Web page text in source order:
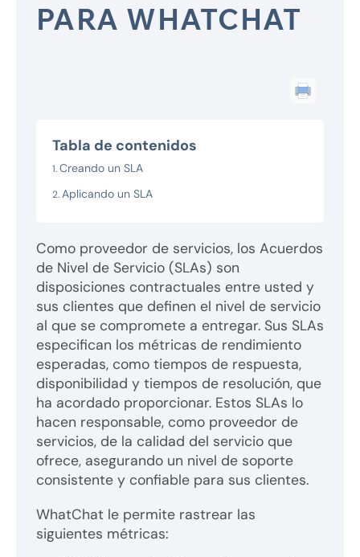
PARA WHATCHAT
Tabla de contenidos
Creando un SLA
Aplicando un SLA
Como proveedor de servicios, los Acuerdos
de Nivel de Servicio (SLAs) son
disposiciones contractuales entre usted y
sus clientes que definen el nivel de servicio
al que se compromete a entregar. Sus SLAs
especifican los métricas de rendimiento
esperadas, como tiempos de respuesta,
disponibilidad y tiempos de resolución, que
ha acordado proporcionar. Estos SLAs lo
hacen responsable, como proveedor de
servicios, de la calidad del servicio que
ofrece, asegurando un nivel de soporte
consistente y confiable para sus clientes.
WhatChat le permite rastrear las
siguientes métricas: